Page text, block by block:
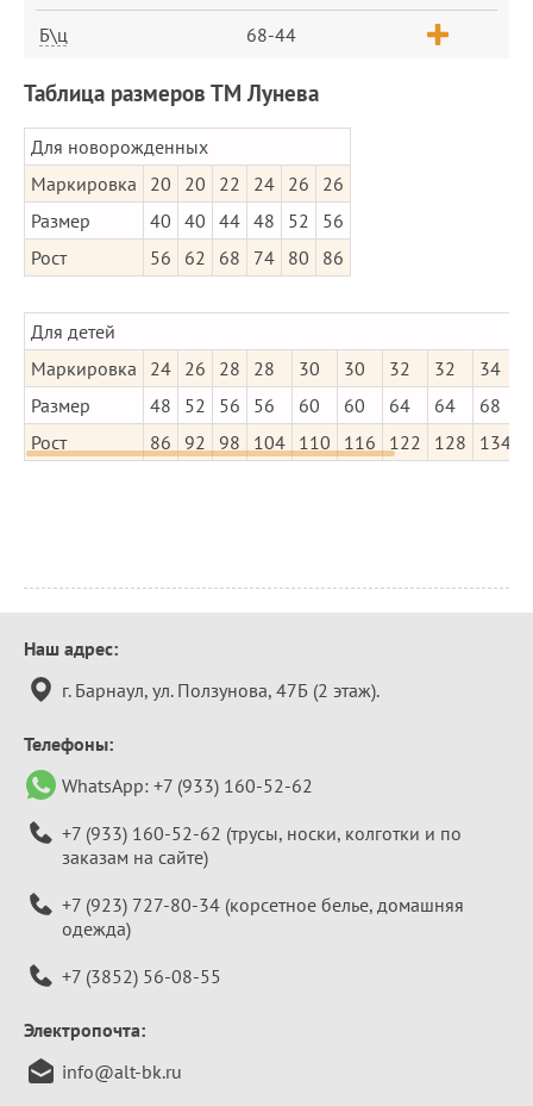
Б\ц 68-44
Таблица размеров ТМ Лунева
Для новорожденных
Маркировка
20 20 22 24 26
26
Размер
40 40 44 48 52
56
Рост
56 62 68 74 80 86
Для детей
Маркировка
24 26 28 28 30 30 32 32 34
Размер
48 52 56 56 60 60 64 64 68
Рост
86 92 98 104 110 116 122 128 134
Контактная
информация
Наш адрес:
г. Барнаул, ул. Ползунова, 47Б (2 этаж).
Телефоны:
WhatsApp: +7 (933) 160-52-62
+7 (933) 160-52-62 (трусы, носки, колготки и по
заказам на сайте)
+7 (923) 727-80-34 (корсетное белье, домашняя
одежда)
+7 (3852) 56-08-55
Электропочта:
info@alt-bk.ru